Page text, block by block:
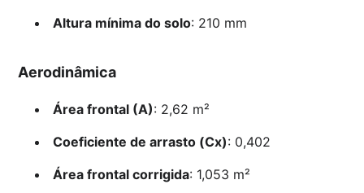
Altura mínima do solo: 210 mm
Aerodinâmica
Área frontal (A): 2,62 m²
Coeficiente de arrasto (Cx): 0,402
Área frontal corrigida: 1,053 m²